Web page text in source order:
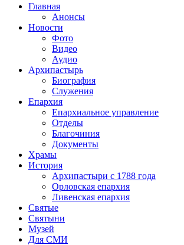
Главная
Анонсы
Новости
Фото
Видео
Аудио
Архипастырь
Биография
Служения
Епархия
Епархиальное управление
Отделы
Благочиния
Документы
Храмы
История
Архипастыри с 1788 года
Орловская епархия
Ливенская епархия
Святые
Святыни
Музей
Для СМИ